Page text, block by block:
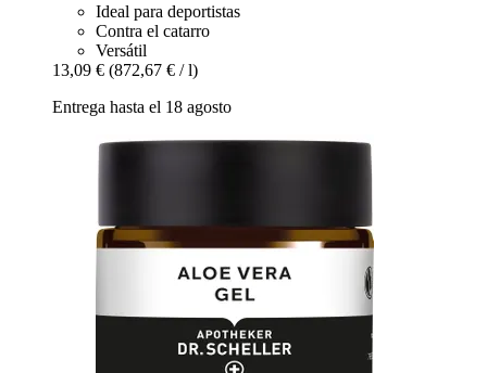
Ideal para deportistas
Contra el catarro
Versátil
13,09 € (872,67 € / l)
Entrega hasta el 18 agosto